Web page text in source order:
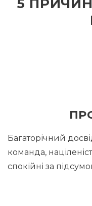
5
Багаторічний
команда,
спокійні за